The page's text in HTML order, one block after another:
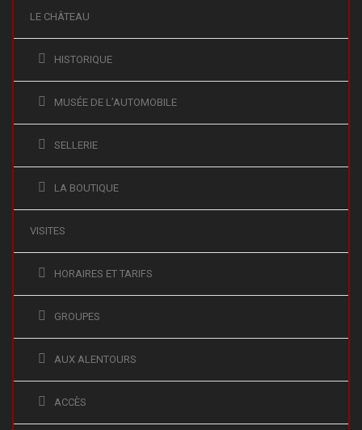
LE CHÂTEAU
HISTORIQUE
MUSÉE DE L’AUTOMOBILE
SELLERIE
LA BOUTIQUE
VISITES
HORAIRES ET TARIFS
GROUPES
AUX ALENTOURS
ACCÈS